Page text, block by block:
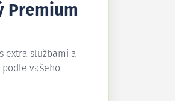
Premium
extra službami a
podle vašeho